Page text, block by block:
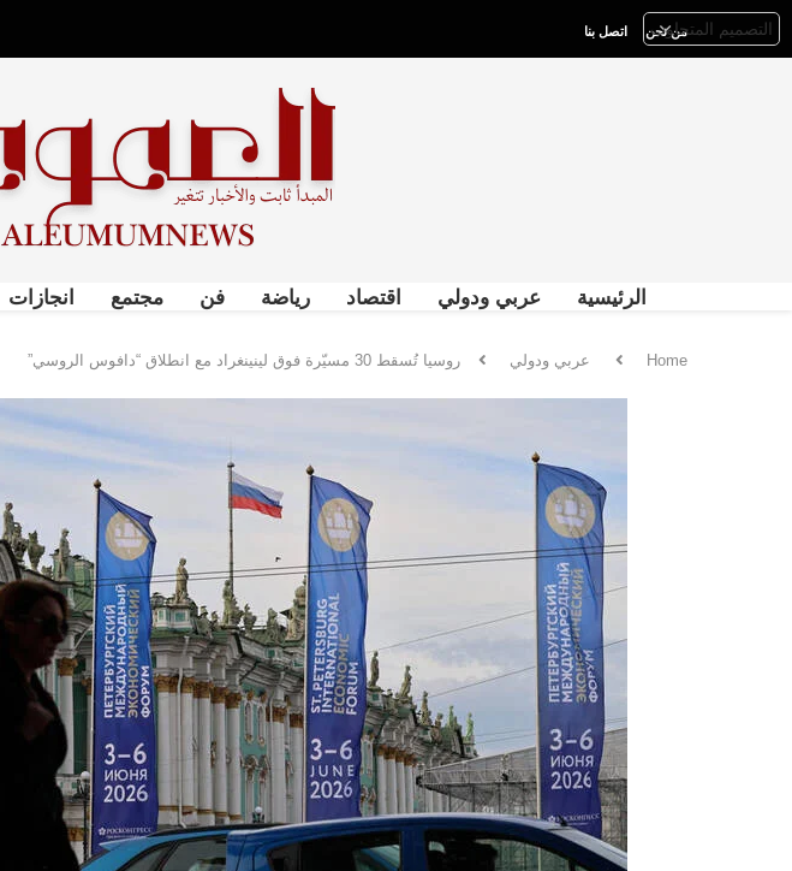
من نحن اتصل بنا
الرئيسية عربي ودولي اقتصاد رياضة فن مجتمع انجازات
Home عربي ودولي روسيا تُسقط 30 مسيّرة فوق لينينغراد مع انطلاق “دافوس الروسي”